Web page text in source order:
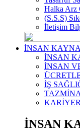
Halka Arz
(S.S.S)
İletişim
İNSAN
İNSAN
İNSAN
İŞ
KARİYER
İNSAN